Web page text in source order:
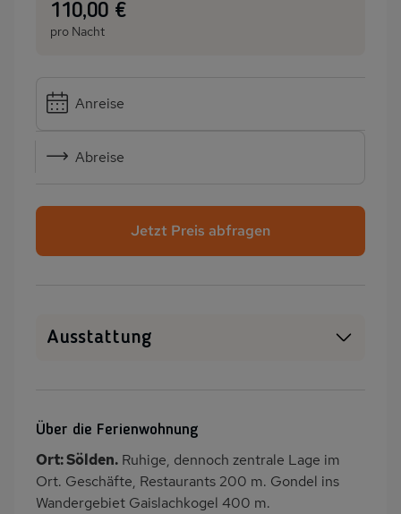
:110,00 €
pro Nacht
Anreise
Abreise
Jetzt Preis abfragen
Ausstattung
Dusche/WC
Gäste WC
Küche
Herd (4 Kochfelder)
Über die Ferienwohnung
Ort: Sölden. Ruhige, dennoch zentrale Lage im
Ort. Geschäfte, Restaurants 200 m. Gondel ins
Wandergebiet Gaislachkogel 400 m.